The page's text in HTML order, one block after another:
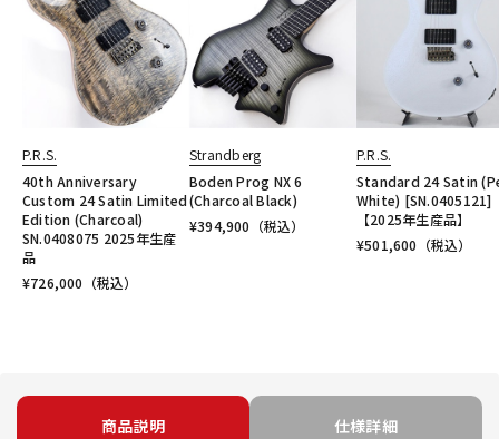
P.R.S.
40th Anniversary
Custom 24 Satin Limited
Edition (Charcoal)
SN.0408075 2025年生産
品
¥726,000 （税込）
Strandberg
Boden Prog NX 6
(Charcoal Black)
¥394,900 （税込）
P.R.S.
Standard 24 Satin
White) [SN.0405121]
【2025年生産品】
¥501,600 （税込）
商品説明 仕様詳細